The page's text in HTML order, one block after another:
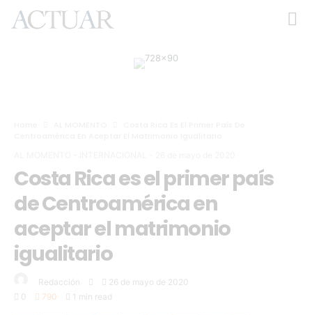
Costa Rica es el primer país
de Centroamérica en
aceptar el matrimonio
igualitario
Redacción
26 de mayo de 2020
0
790 1 min read